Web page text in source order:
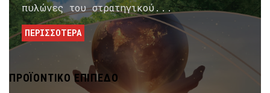
πυλώνες του στρατηγικού...
ΠΕΡΙΣΣΟΤΕΡΑ
ΠΡΟΪΟΝΤΙΚΟ ΕΠΙΠΕΔΟ